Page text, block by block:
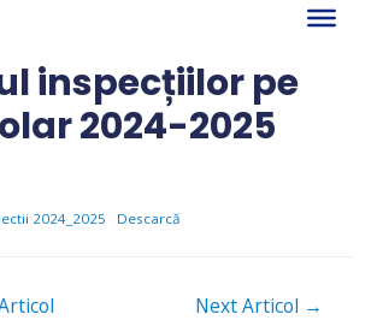
inspecțiilor pe
2024-2025
2024_2025 Descarcă
Next Articol →